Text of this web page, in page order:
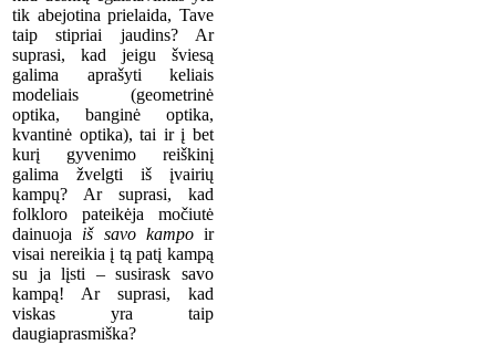
tik abejotina prielaida, Tave
taip stipriai jaudins? Ar
suprasi, kad jeigu šviesą
galima aprašyti keliais
modeliais (geometrinė
optika, banginė optika,
kvantinė optika), tai ir į bet
kurį gyvenimo reiškinį
galima žvelgti iš įvairių
kampų? Ar suprasi, kad
folkloro pateikėja močiutė
dainuoja iš savo kampoir
visai nereikia į tą patį kampą
su ja lįsti – susirask savo
kampą! Ar suprasi, kad
viskas yra taip
daugiaprasmiška?